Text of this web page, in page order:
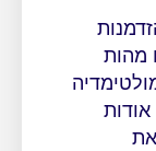
מהות